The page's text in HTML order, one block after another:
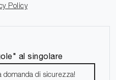
Policy
al singolare